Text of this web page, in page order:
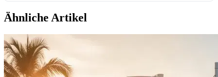
Ähnliche Artikel